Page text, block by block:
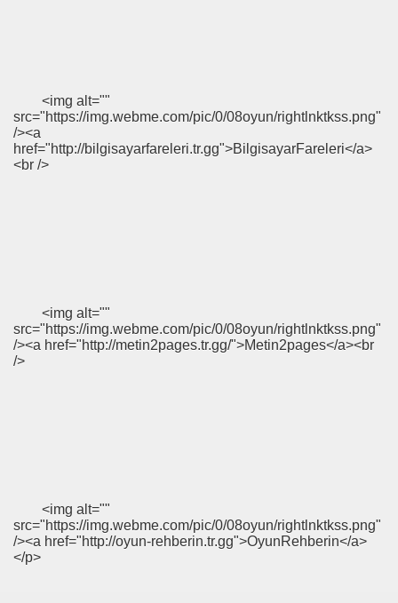
<img alt=""
src="https://img.webme.com/pic/0/08oyun/rightlnktkss.png"
/><a
href="http://bilgisayarfareleri.tr.gg">BilgisayarFareleri</a>
<br />
<img alt=""
src="https://img.webme.com/pic/0/08oyun/rightlnktkss.png"
/><a href="http://metin2pages.tr.gg/">Metin2pages</a><br
/>
<img alt=""
src="https://img.webme.com/pic/0/08oyun/rightlnktkss.png"
/><a href="http://oyun-rehberin.tr.gg">OyunRehberin</a>
</p>